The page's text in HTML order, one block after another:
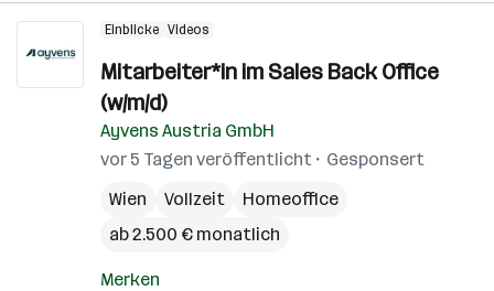
Einblicke Videos
Mitarbeiter*in im Sales Back Office
(w/m/d)
Ayvens Austria GmbH
vor 5 Tagen veröffentlicht
Gesponsert
Wien
Vollzeit
Homeoffice
ab 2.500 € monatlich
Merken